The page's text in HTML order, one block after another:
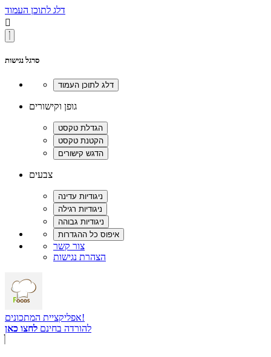
דלג לתוכן העמוד

סרגל נגישות
גופן וקישורים
צבעים
צור קשר
הצהרת נגישות
אפליקציית המתכונים!
להורדה בחינם לחצו כאן